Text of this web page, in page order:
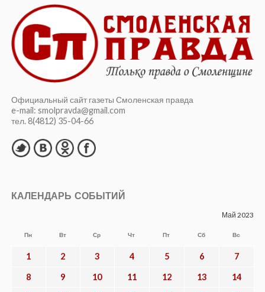
Официальный сайт газеты Смоленская правда
e-mail: smolpravda@gmail.com
тел. 8(4812) 35-04-66
КАЛЕНДАРЬ СОБЫТИЙ
Май 2023
Пн Вт Ср Чт Пт Сб Вс
1 2 3 4 5 6 7
8 9 10 11 12 13 14